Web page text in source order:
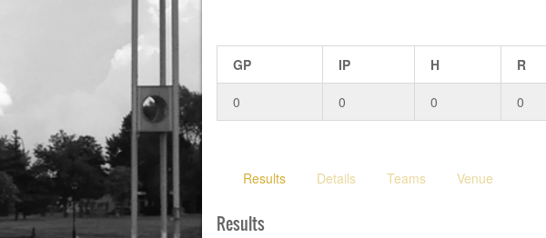
GP IP H R
0 0 0 0
Results Details Teams Venue
Results